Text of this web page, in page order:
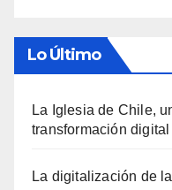
Lo Último
La Iglesia de Chile,
transformación
La digitalización de